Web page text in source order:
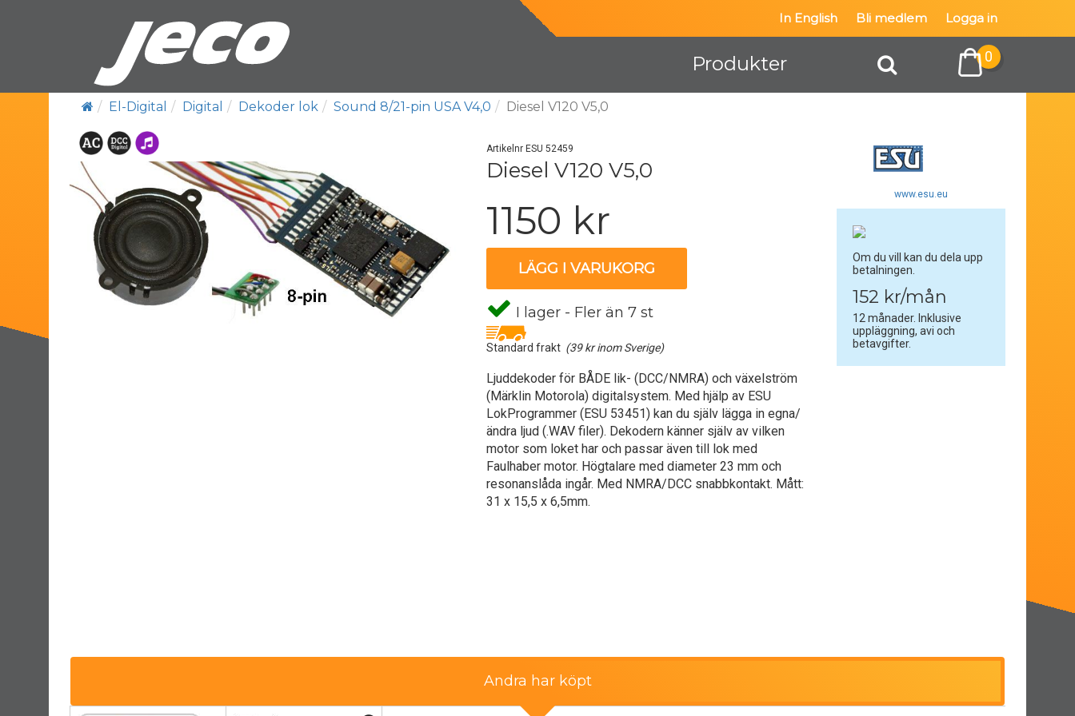
In English Bli medlem Logga in
Produkter 0
El-Digital Digital Dekoder lok Sound 8/21-pin USA V4,0 Diesel V120 V5,0
Artikelnr ESU 52459
Diesel V120 V5,0
1150 kr
LÄGG I VARUKORG
I lager - Fler än 7 st
Standard frakt (39 kr inom Sverige)
Ljuddekoder för BÅDE lik- (DCC/NMRA) och växelström
(Märklin Motorola) digitalsystem. Med hjälp av ESU
LokProgrammer (ESU 53451) kan du själv lägga in egna/
ändra ljud (.WAV filer). Dekodern känner själv av vilken
motor som loket har och passar även till lok med
Faulhaber motor. Högtalare med diameter 23 mm och
resonanslåda ingår. Med NMRA/DCC snabbkontakt. Mått:
31 x 15,5 x 6,5mm.
www.esu.eu
Om du vill kan du dela upp
betalningen.
152 kr/mån
12 månader. Inklusive
uppläggning, avi och
betavgifter.
Andra har köpt